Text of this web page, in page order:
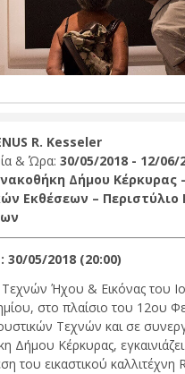
R. Kesseler
& Ώρα: 30/05/2018 - 12/06/
Δήμου Κέρκυρας
Εκθέσεων –
30/05/2018 (20:00)
Ήχου & Εικόνας του
στο πλαίσιο του 12ου
Τεχνών και σε
Δήμου Κέρκυρας,
του εικαστικού καλλιτέχνη